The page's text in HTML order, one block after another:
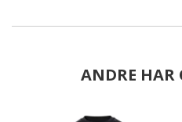
ANDRE HAR